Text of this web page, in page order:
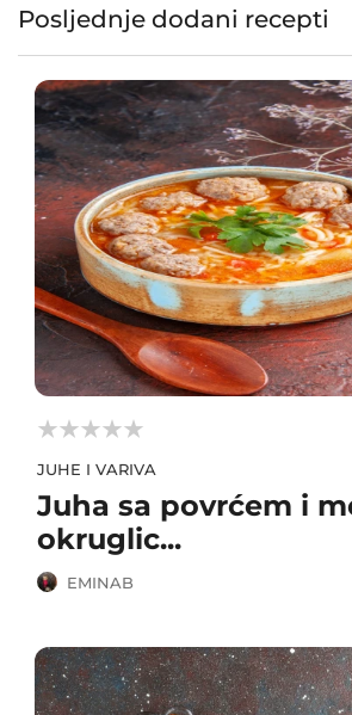
Posljednje dodani recepti



JUHE I VARIVA
Juha sa povrćem i
okruglic...
EMINAB